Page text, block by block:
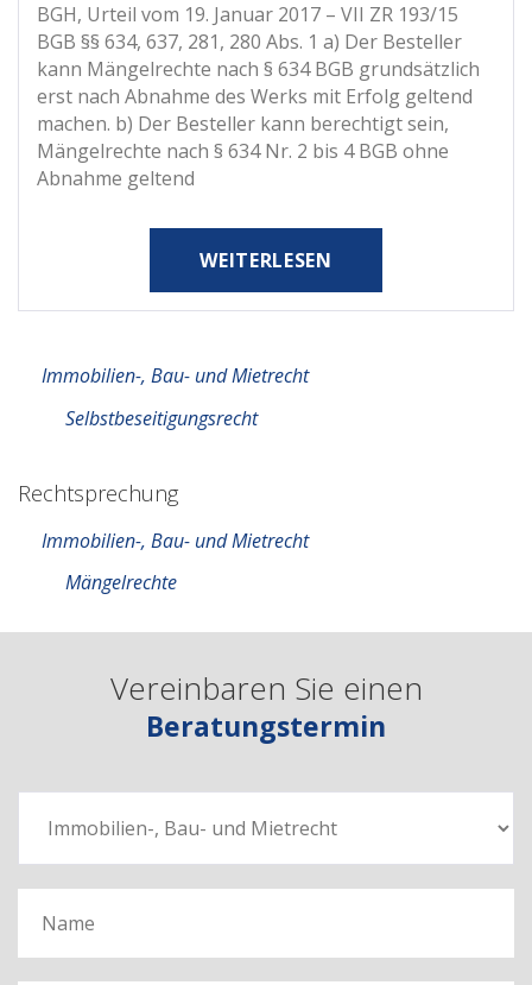
BGH, Urteil vom 19. Januar 2017 – VII ZR 193/15
BGB §§ 634, 637, 281, 280 Abs. 1 a) Der Besteller
kann Mängelrechte nach § 634 BGB grundsätzlich
erst nach Abnahme des Werks mit Erfolg geltend
machen. b) Der Besteller kann berechtigt sein,
Mängelrechte nach § 634 Nr. 2 bis 4 BGB ohne
Abnahme geltend
WEITERLESEN
Immobilien-, Bau- und Mietrecht
Selbstbeseitigungsrecht
Rechtsprechung
Immobilien-, Bau- und Mietrecht
Mängelrechte
Vereinbaren Sie einen
Beratungstermin